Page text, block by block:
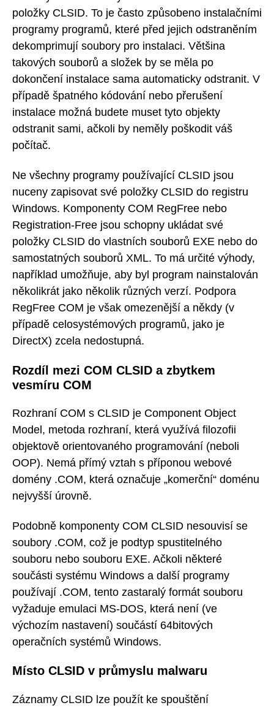
položky CLSID. To je často způsobeno instalačními
programy programů, které před jejich odstraněním
dekomprimují soubory pro instalaci. Většina
takových souborů a složek by se měla po
dokončení instalace sama automaticky odstranit. V
případě špatného kódování nebo přerušení
instalace možná budete muset tyto objekty
odstranit sami, ačkoli by neměly poškodit váš
počítač.
Ne všechny programy používající CLSID jsou
nuceny zapisovat své položky CLSID do registru
Windows. Komponenty COM RegFree nebo
Registration-Free jsou schopny ukládat své
položky CLSID do vlastních souborů EXE nebo do
samostatných souborů XML. To má určité výhody,
například umožňuje, aby byl program nainstalován
několikrát jako několik různých verzí. Podpora
RegFree COM je však omezenější a někdy (v
případě celosystémových programů, jako je
DirectX) zcela nedostupná.
Rozdíl mezi COM CLSID a zbytkem
vesmíru COM
Rozhraní COM s CLSID je Component Object
Model, metoda rozhraní, která využívá filozofii
objektově orientovaného programování (neboli
OOP). Nemá přímý vztah s příponou webové
domény .COM, která označuje „komerční“ doménu
nejvyšší úrovně.
Podobně komponenty COM CLSID nesouvisí se
soubory .COM, což je podtyp spustitelného
souboru nebo souboru EXE. Ačkoli některé
součásti systému Windows a další programy
používají .COM, tento zastaralý formát souboru
vyžaduje emulaci MS-DOS, která není (ve
výchozím nastavení) součástí 64bitových
operačních systémů Windows.
Místo CLSID v průmyslu malwaru
Záznamy CLSID lze použít ke spouštění